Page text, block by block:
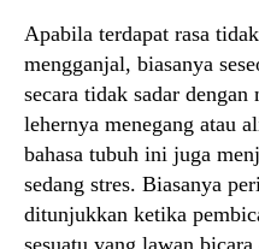
Apabila terdapat rasa
mengganjal, biasanya
secara tidak sadar dengan
lehernya menegang atau
bahasa tubuh ini juga
sedang stres. Biasanya
ditunjukkan ketika
sesuatu yang lawan